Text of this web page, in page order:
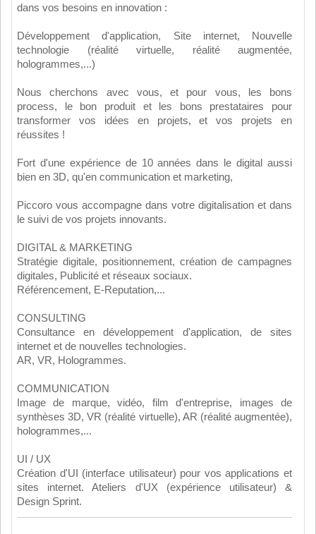
dans vos besoins en innovation :
Développement d'application, Site internet, Nouvelle
technologie (réalité virtuelle, réalité augmentée,
hologrammes,...)
Nous cherchons avec vous, et pour vous, les bons
process, le bon produit et les bons prestataires pour
transformer vos idées en projets, et vos projets en
réussites !
Fort d'une expérience de 10 années dans le digital aussi
bien en 3D, qu'en communication et marketing,
Piccoro vous accompagne dans votre digitalisation et dans
le suivi de vos projets innovants.
DIGITAL & MARKETING
Stratégie digitale, positionnement, création de campagnes
digitales, Publicité et réseaux sociaux.
Référencement, E-Reputation,...
CONSULTING
Consultance en développement d'application, de sites
internet et de nouvelles technologies.
AR, VR, Hologrammes.
COMMUNICATION
Image de marque, vidéo, film d'entreprise, images de
synthèses 3D, VR (réalité virtuelle), AR (réalité augmentée),
hologrammes,...
UI / UX
Création d'UI (interface utilisateur) pour vos applications et
sites internet. Ateliers d'UX (expérience utilisateur) &
Design Sprint.